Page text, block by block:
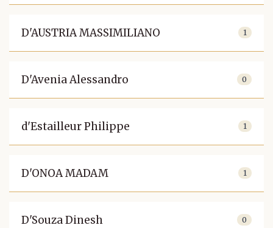
D'AUSTRIA MASSIMILIANO 1
D'Avenia Alessandro 0
d'Estailleur Philippe 1
D'ONOA MADAM 1
D'Souza Dinesh 0